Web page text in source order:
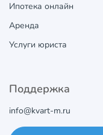
Ипотека онлайн
Аренда
Услуги юриста
Поддержка
info@kvart-m.ru